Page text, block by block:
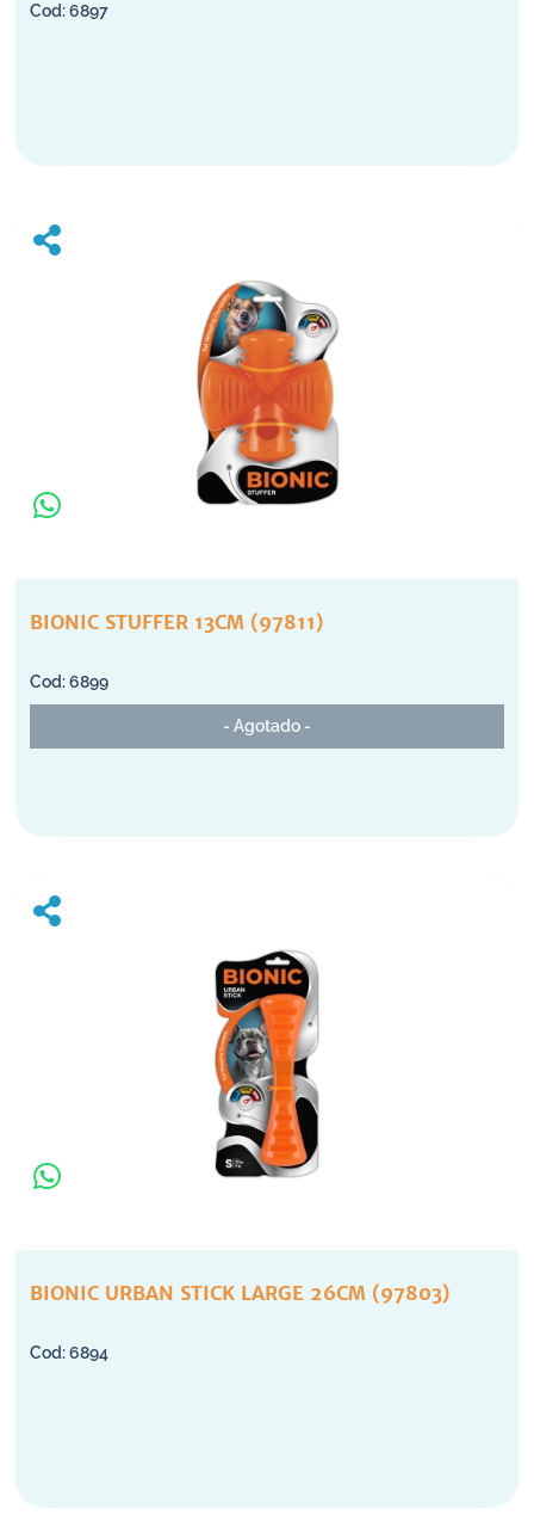
6897
BIONIC STUFFER 13CM (97811)
6899
- Agotado -
BIONIC URBAN STICK LARGE 26CM (97803)
6894